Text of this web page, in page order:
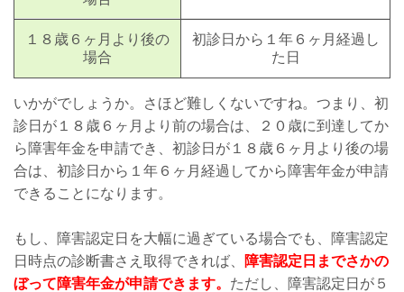
１８歳６ヶ月より後の
場合
初診日から１年６ヶ月経過し
た日
いかがでしょうか。さほど難しくないですね。つまり、初
診日が１８歳６ヶ月より前の場合は、２０歳に到達してか
ら障害年金を申請でき、初診日が１８歳６ヶ月より後の場
合は、初診日から１年６ヶ月経過してから障害年金が申請
できることになります。
もし、障害認定日を大幅に過ぎている場合でも、障害認定
日時点の診断書さえ取得できれば、
障害認定日までさかの
ぼって障害年金が申請できます。 ただし、障害認定日が５